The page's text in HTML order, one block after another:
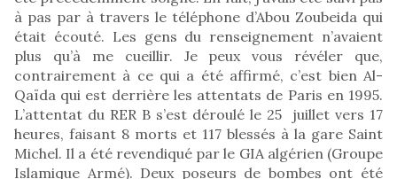
à pas par à travers le téléphone d’Abou Zoubeida qui
était écouté. Les gens du renseignement n’avaient
plus qu’à me cueillir. Je peux vous révéler que,
contrairement à ce qui a été affirmé, c’est bien Al-
Qaïda qui est derrière les attentats de Paris en 1995.
L’attentat du RER B s’est déroulé le 25 juillet vers 17
heures, faisant 8 morts et 117 blessés à la gare Saint
Michel. Il a été revendiqué par le GIA algérien (Groupe
Islamique Armé). Deux poseurs de bombes ont été